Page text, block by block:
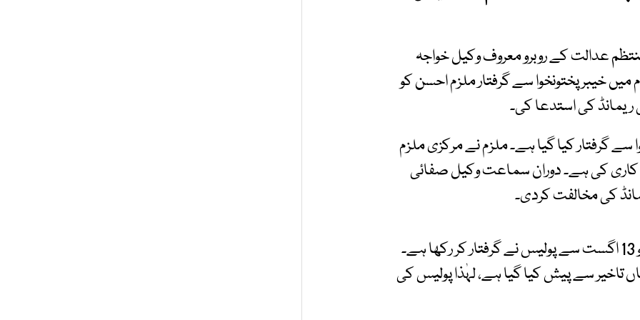
عدالت کے روبرو معروف وکیل خواجہ
خیبرپختونخوا سے گرفتار ملزم احسن کو
کی استدعا کی۔
سے گرفتار کیا گیا ہے۔ ملزم نے مرکزی ملزم
کاری کی ہے۔ دوران سماعت وکیل صفائی
کی مخالفت کردی۔
عابد زمان ایڈووکیٹ نے موقف دیا کہ ملزم احسن کو 13 اگست سے پولیس نے گرفتار کر رکھا ہے۔
تاخیر سے پیش کیا گیا ہے، لہٰذا پولیس کی